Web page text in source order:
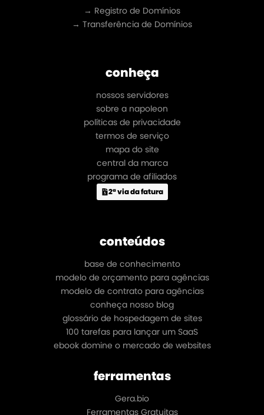
→ Registro de Domínios
→ Transferência de Domínios
conheça
nossos servidores
sobre a napoleon
políticas de privacidade
termos de serviço
mapa do site
central da marca
programa de afiliados
2ª via da fatura
conteúdos
base de conhecimento
modelo de orçamento para agências
modelo de contrato para agências
conheça nosso blog
glossário de hospedagem de sites
100 tarefas para lançar um SaaS
ebook domine o mercado de websites
ferramentas
Gera.bio
Ferramentas Gratuitas